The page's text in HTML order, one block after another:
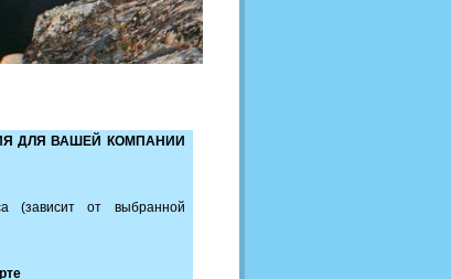
ДЛЯ ВАШЕЙ КОМПАНИИ
(зависит от выбранной